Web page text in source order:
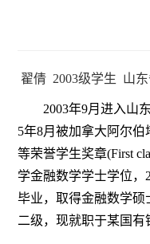
翟倩 2003级学生 山
2003年9月进入山
5年8月被加拿大阿尔伯
等荣誉学生奖章(First
学金融数学学士学位，
毕业，取得金融数学硕
二级，现就职于某国有